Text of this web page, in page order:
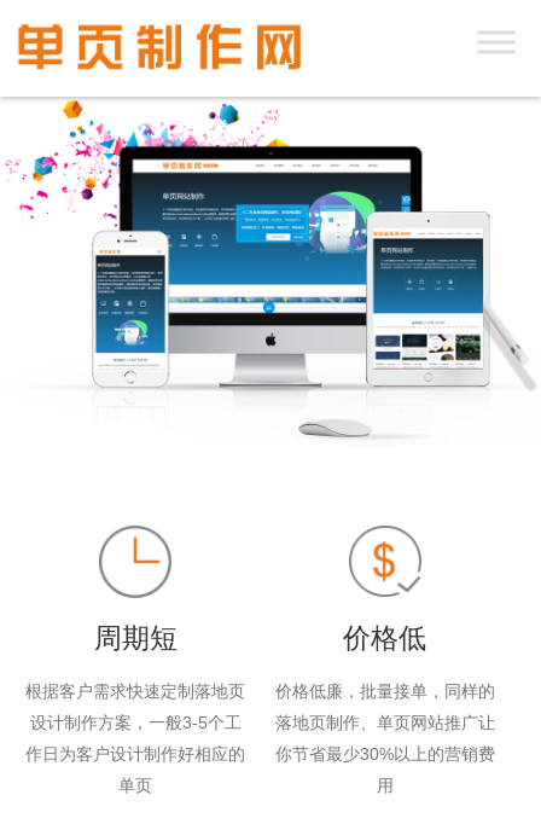
周期短
根据客户需求快速定制落地页
设计制作方案，一般3-5个工
作日为客户设计制作好相应的
单页
价格低
价格低廉，批量接单，同样的
落地页制作、单页网站推广让
你节省最少30%以上的营销费
用